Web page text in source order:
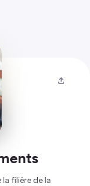
filière de la